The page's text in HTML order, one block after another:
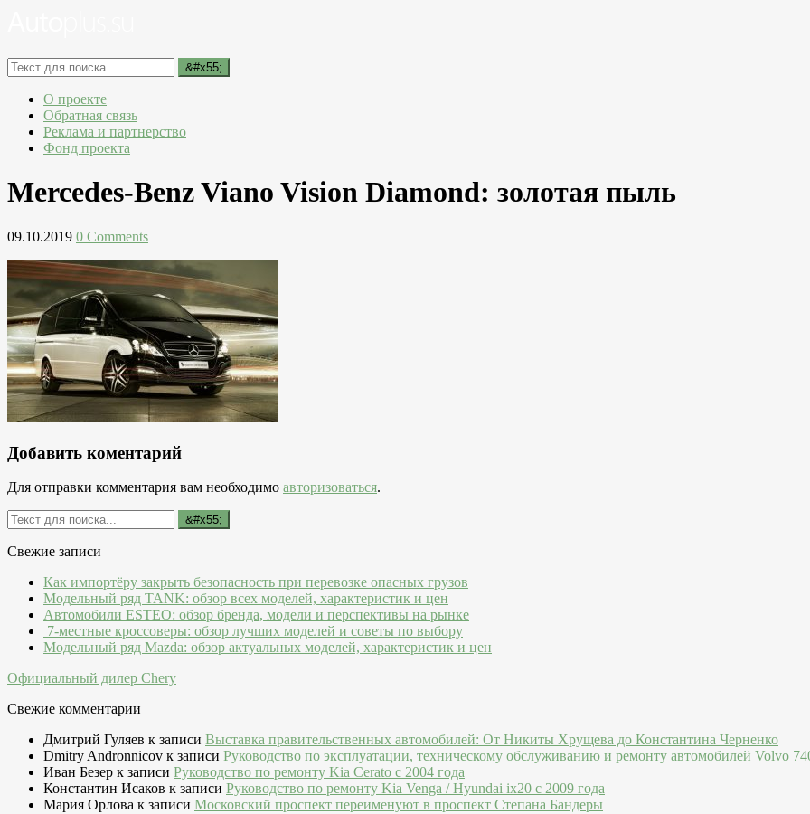
О проекте
Обратная связь
Реклама и партнерство
Фонд проекта
Mercedes-Benz Viano Vision Diamond: золотая пыль
09.10.2019 0 Comments
Добавить коментарий
Для отправки комментария вам необходимо авторизоваться.
Свежие записи
Как импортёру закрыть безопасность при перевозке опасных грузов
Модельный ряд TANK: обзор всех моделей, характеристик и цен
Автомобили ESTEO: обзор бренда, модели и перспективы на рынке
7-местные кроссоверы: обзор лучших моделей и советы по выбору
Модельный ряд Mazda: обзор актуальных моделей, характеристик и цен
Официальный дилер Chery
Свежие комментарии
Дмитрий Гуляев к записи Выставка правительственных автомобилей: От Никиты Хрущева до Константина Черненко
Dmitry Andronnicov к записи Руководство по эксплуатации, техническому обслуживанию и ремонту автомобилей Volvo
Иван Безер к записи Руководство по ремонту Kia Cerato c 2004 года
Константин Исаков к записи Руководство по ремонту Kia Venga / Hyundai ix20 c 2009 года
Мария Орлова к записи Московский проспект переименуют в проспект Степана Бандеры